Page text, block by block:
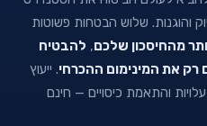
והוגנות. שלוש הבטחות פשוטות
מהחיסכון שלכם, להבטיח
רק את המינימום ההכרחי. ייעוץ
והתאמת כיסויים — חינם